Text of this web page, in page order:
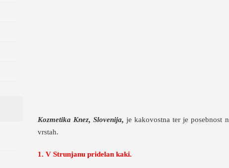
Kozmetika Knez, Slovenija, je kakovostna ter je posebnost
vrstah.
1. V Strunjanu pridelan kaki.